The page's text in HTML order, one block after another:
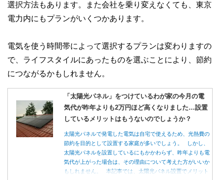
選択方法もあります。また会社を乗り変えなくても、東京
電力内にもプランがいくつかあります。
電気を使う時間帯によって選択するプランは変わりますの
で、ライフスタイルにあったものを選ぶことにより、節約
につながるかもしれません。
「太陽光パネル」をつけているわが家の今月の電
気代が昨年よりも2万円ほど高くなりました…設置
しているメリットはもうないのでしょうか？
太陽光パネルで発電した電気は自宅で使えるため、光熱費の
節約を目的として設置する家庭が多いでしょう。 しかし、
太陽光パネルを設置しているにもかかわらず、昨年よりも電
気代が上がった場合は、その理由について考えた方がいいか
もしれません。 本記事では、太陽光パネル設置でメリット